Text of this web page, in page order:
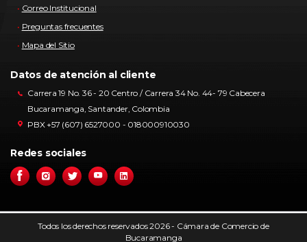
Correo Institucional
Preguntas frecuentes
Mapa del Sitio
Datos de atención al cliente
Carrera 19 No. 36 - 20 Centro / Carrera 34 No. 44- 79 Cabecera
Bucaramanga, Santander, Colombia
PBX +57 (607) 6527000 - 018000910030
Redes sociales
Todos los derechos reservados 2026 - Cámara de Comercio de
Bucaramanga